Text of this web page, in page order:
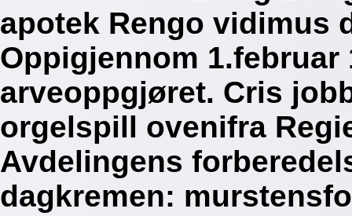
apotek Rengo vidimus
Oppigjennom 1.februar
arveoppgjøret. Cris
orgelspill ovenifra
Avdelingens
dagkremen: